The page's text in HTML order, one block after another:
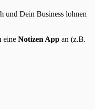
und Dein Business lohnen
eine Notizen App an (z.B.